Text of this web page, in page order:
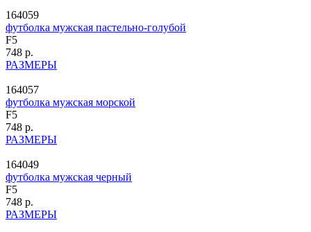
164059
футболка мужская пастельно-голубой
F5
748 р.
РАЗМЕРЫ
164057
футболка мужская морской
F5
748 р.
РАЗМЕРЫ
164049
футболка мужская черный
F5
748 р.
РАЗМЕРЫ